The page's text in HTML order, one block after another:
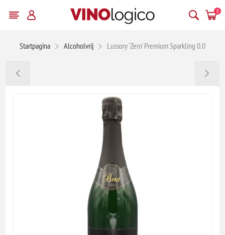
0
Startpagina Alcoholvrij Lussory 'Zero' Premium Sparkling 0.0